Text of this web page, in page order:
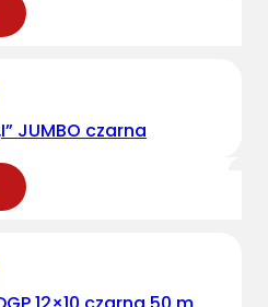
JUMBO czarna